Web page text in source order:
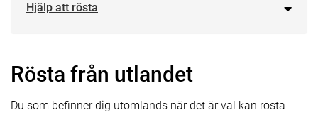
Hjälp att rösta
Rösta från utlandet
Du som befinner dig utomlands när det är val kan rösta